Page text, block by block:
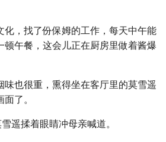
化，找了份保姆的工作，每天中午能
顿午餐，这会儿正在厨房里做着酱爆
味也很重，熏得坐在客厅里的莫雪遥
了。
遥揉着眼睛冲母亲喊道。